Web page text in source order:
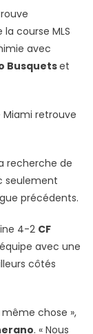
course MLS
avec
Busquetset
Miami retrouve
recherche de
seulement
précédents.
4-2 CF
avec une
côtés
chose »,
. « Nous